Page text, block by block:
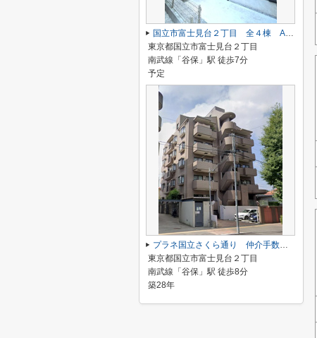
国立市富士見台２丁目 全４棟 A号棟 仲介手数料無料♪
東京都国立市富士見台２丁目
南武線「谷保」駅 徒歩7分
予定
プラネ国立さくら通り 仲介手数料半額！
東京都国立市富士見台２丁目
南武線「谷保」駅 徒歩8分
築28年